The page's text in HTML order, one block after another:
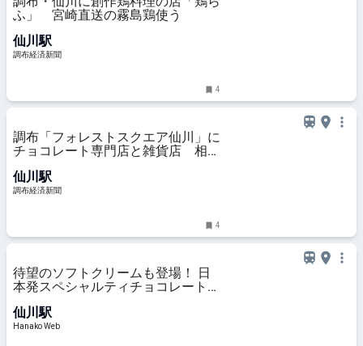
ふ」 宮崎直送の霧島鶏使う
仙川駅
調布経済新聞
4
調布「フォレストスクエア仙川」に
チョコレート専門店と雑貨店 相次
仙川駅
調布経済新聞
4
待望のソフトクリームも登場！ 日
本発スペシャルティチョコレート専
新店舗「Minimal The Edition」を仙
川駅前にオープン。
仙川駅
Hanako Web